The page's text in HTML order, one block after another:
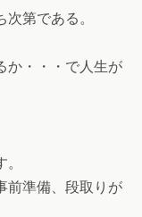
第である。
か・・・で人生が
前準備、段取りが